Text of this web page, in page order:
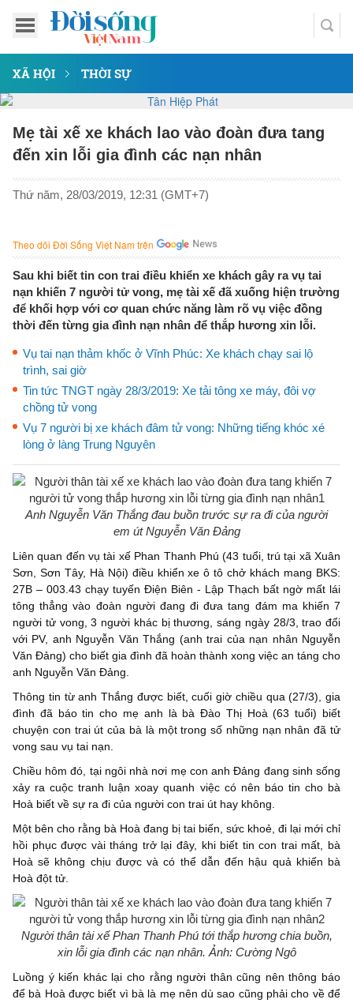
XÃ HỘI THỜI SỰ
Mẹ tài xế xe khách lao vào đoàn đưa tang
đến xin lỗi gia đình các nạn nhân
Thứ năm, 28/03/2019, 12:31 (GMT+7)
Theo dõi Đời Sống Việt Nam trên
Sau khi biết tin con trai điều khiển xe khách gây ra vụ tai
nạn khiến 7 người tử vong, mẹ tài xế đã xuống hiện trường
để khối hợp với cơ quan chức năng làm rõ vụ việc đồng
thời đến từng gia đình nạn nhân để thắp hương xin lỗi.
Vụ tai nạn thảm khốc ở Vĩnh Phúc: Xe khách chạy sai lộ
trình, sai giờ
Tin tức TNGT ngày 28/3/2019: Xe tải tông xe máy, đôi vợ
chồng tử vong
Vụ 7 người bị xe khách đâm tử vong: Những tiếng khóc xé
lòng ở làng Trung Nguyên
Anh Nguyễn Văn Thắng đau buồn trước sự ra đi của người
em út Nguyễn Văn Đảng
Liên quan đến vụ tài xế Phan Thanh Phú (43 tuổi, trú tại xã Xuân
Sơn, Sơn Tây, Hà Nội) điều khiển xe ô tô chở khách mang BKS:
27B – 003.43 chạy tuyến Điện Biên - Lập Thạch bất ngờ mất lái
tông thẳng vào đoàn người đang đi đưa tang đám ma khiến 7
người tử vong, 3 người khác bị thương, sáng ngày 28/3, trao đổi
với PV, anh Nguyễn Văn Thắng (anh trai của nạn nhân Nguyễn
Văn Đảng) cho biết gia đình đã hoàn thành xong việc an táng cho
anh Nguyễn Văn Đảng.
Thông tin từ anh Thắng được biết, cuối giờ chiều qua (27/3), gia
đình đã báo tin cho mẹ anh là bà Đào Thị Hoà (63 tuổi) biết
chuyện con trai út của bà là một trong số những nạn nhân đã tử
vong sau vụ tai nạn.
Chiều hôm đó, tại ngôi nhà nơi mẹ con anh Đảng đang sinh sống
xảy ra cuộc tranh luận xoay quanh việc có nên báo tin cho bà
Hoà biết về sự ra đi của người con trai út hay không.
Một bên cho rằng bà Hoà đang bị tai biến, sức khoẻ, đi lại mới chỉ
hồi phục được vài tháng trở lại đây, khi biết tin con trai mất, bà
Hoà sẽ không chịu được và có thể dẫn đến hậu quả khiến bà
Hoà đột tử.
Người thân tài xế Phan Thanh Phú tới thắp hương chia buồn,
xin lỗi gia đình các nạn nhân. Ảnh: Cường Ngô
Luồng ý kiến khác lại cho rằng người thân cũng nên thông báo
để bà Hoà được biết vì bà là mẹ nên dù sao cũng phải cho về để